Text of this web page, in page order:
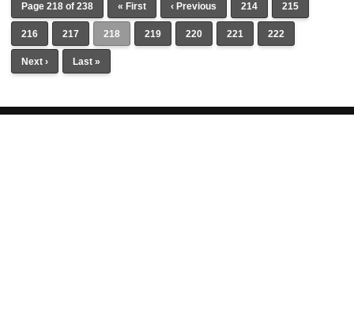
Page 218 of 238 « First ‹ Previous 214 215
216 217 218 219 220 221 222
Next › Last »